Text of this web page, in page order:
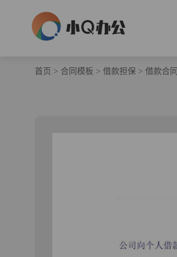
首页 > 合同模板 > 借款担保 > 借款合同